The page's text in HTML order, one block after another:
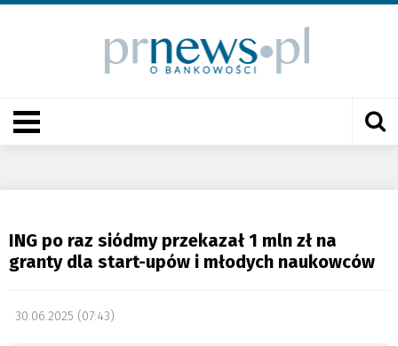
ING po raz siódmy przekazał 1 mln zł na
granty dla start-upów i młodych naukowców
30.06.2025 (07:43)